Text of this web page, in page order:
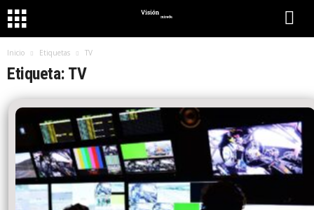
Inicio Etiquetas TV
Etiqueta: TV